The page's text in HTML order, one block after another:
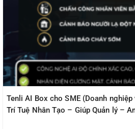
Tenli AI Box cho SME (Doanh
Trí Tuệ Nhân Tạo – Giúp Quản lý –